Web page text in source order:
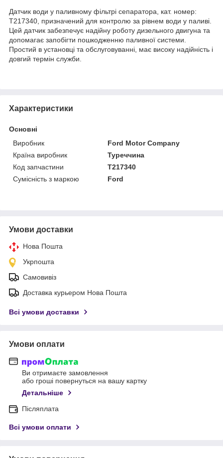
Датчик води у паливному фільтрі сепаратора, кат. номер:
T217340, призначений для контролю за рівнем води у паливі.
Цей датчик забезпечує надійну роботу дизельного двигуна та
допомагає запобігти пошкодженню паливної системи.
Простий в установці та обслуговуванні, має високу надійність і
довгий термін служби.
Характеристики
Основні
Виробник
Ford Motor Company
Країна виробник
Туреччина
Код запчастини
T217340
Сумісність з маркою
Ford
Умови доставки
Нова Пошта
Укрпошта
Самовивіз
Доставка курьером Нова Пошта
Всі умови доставки
Умови оплати
Ви отримаєте замовлення
або гроші повернуться на вашу картку
Детальніше
Післяплата
Всі умови оплати